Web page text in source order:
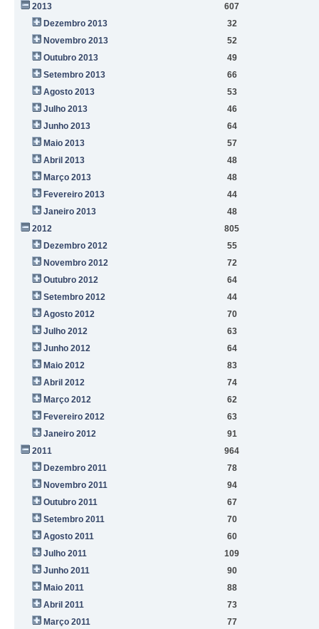
2013
607
Dezembro 2013
32
Novembro 2013
52
Outubro 2013
49
Setembro 2013
66
Agosto 2013
53
Julho 2013
46
Junho 2013
64
Maio 2013
57
Abril 2013
48
Março 2013
48
Fevereiro 2013
44
Janeiro 2013
48
2012
805
Dezembro 2012
55
Novembro 2012
72
Outubro 2012
64
Setembro 2012
44
Agosto 2012
70
Julho 2012
63
Junho 2012
64
Maio 2012
83
Abril 2012
74
Março 2012
62
Fevereiro 2012
63
Janeiro 2012
91
2011
964
Dezembro 2011
78
Novembro 2011
94
Outubro 2011
67
Setembro 2011
70
Agosto 2011
60
Julho 2011
109
Junho 2011
90
Maio 2011
88
Abril 2011
73
Março 2011
77